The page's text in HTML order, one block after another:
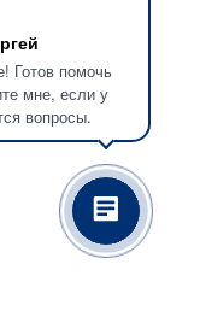
Готов помочь
мне, если у
вопросы.